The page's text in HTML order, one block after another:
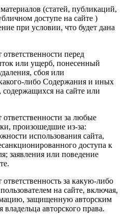
(статей, публикаций,
доступе на сайте )
при условии, что будет дана
перед
или ущерб, понесенный
сбоя или
либо Содержания и иных
на сайте или
за любые
произошедшие из-за:
использования сайта,
доступа к
заявления или поведение
за какую-либо
на сайте, включая,
защищенную авторским
владельца авторского права.